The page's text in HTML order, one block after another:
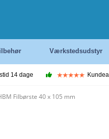
Værkstedsudstyr
14 dage
Filbørste 40 x 105 mm